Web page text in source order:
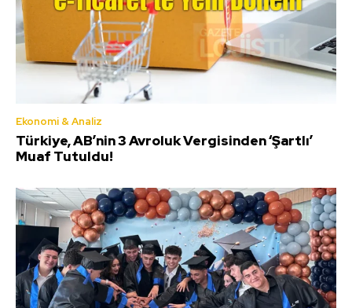
Ekonomi & Analiz
Türkiye, AB’nin 3 Avroluk Vergisinden ‘Şartlı’
Muaf Tutuldu!